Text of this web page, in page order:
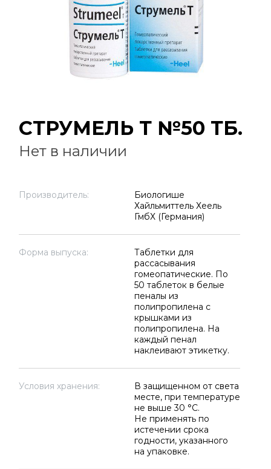
СТРУМЕЛЬ Т №50 ТБ.
Нет в наличии
Производитель:
Биологише
Хайльмиттель Хеель
ГмбХ (Германия)
Форма выпуска:
Таблетки для
рассасывания
гомеопатические. По
50 таблеток в белые
пеналы из
полипропилена с
крышками из
полипропилена. На
каждый пенал
наклеивают этикетку.
Условия хранения:
В защищенном от света
месте, при температуре
не выше 30 °C.
Не применять по
истечении срока
годности, указанного
на упаковке.